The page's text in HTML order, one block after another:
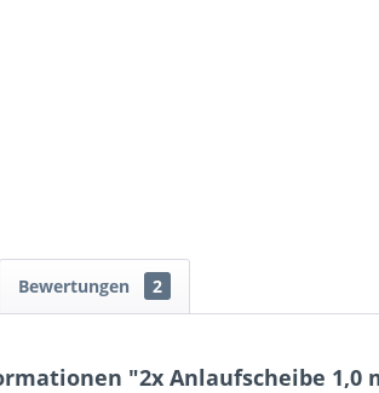
Bewertungen 2
"2x Anlaufscheibe 1,0